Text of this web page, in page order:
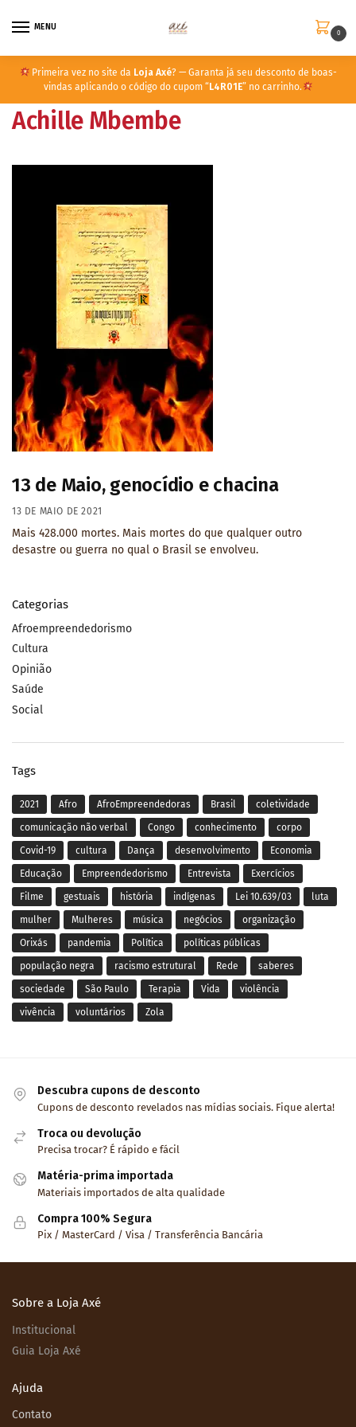
MENU
0
Primeira vez no site da Loja Axé? — Garanta já seu desconto de boas-
vindas aplicando o código do cupom “ L4R01E” no carrinho.
Achille Mbembe
13 de Maio, genocídio e chacina
13 DE MAIO DE 2021
Mais 428.000 mortes. Mais mortes do que qualquer outro
desastre ou guerra no qual o Brasil se envolveu.
Categorias
Afroempreendedorismo
Cultura
Opinião
Saúde
Social
Tags
2021 Afro AfroEmpreendedoras Brasil coletividade
comunicação não verbal Congo conhecimento corpo
Covid-19 cultura Dança desenvolvimento Economia
Educação Empreendedorismo Entrevista Exercícios
Filme gestuais história indígenas Lei 10.639/03 luta
mulher Mulheres música negócios organização
Orixás pandemia Política políticas públicas
população negra racismo estrutural Rede saberes
sociedade São Paulo Terapia Vida violência
vivência voluntários Zola
Descubra cupons de desconto
Cupons de desconto revelados nas mídias sociais. Fique alerta!
Troca ou devolução
Precisa trocar? É rápido e fácil
Matéria-prima importada
Materiais importados de alta qualidade
Compra 100% Segura
Pix / MasterCard / Visa / Transferência Bancária
Sobre a Loja Axé
Institucional
Guia Loja Axé
Ajuda
Contato